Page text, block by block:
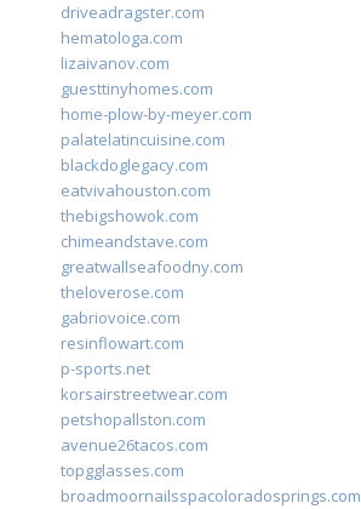
driveadragster.com
hematologa.com
lizaivanov.com
guesttinyhomes.com
home-plow-by-meyer.com
palatelatincuisine.com
blackdoglegacy.com
eatvivahouston.com
thebigshowok.com
chimeandstave.com
greatwallseafoodny.com
theloverose.com
gabriovoice.com
resinflowart.com
p-sports.net
korsairstreetwear.com
petshopallston.com
avenue26tacos.com
topgglasses.com
broadmoornailsspacoloradosprings.com